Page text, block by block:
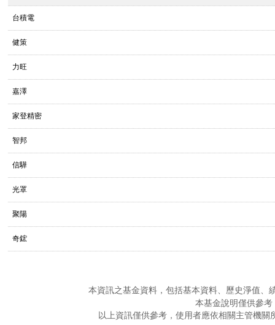
台積電
健策
力旺
嘉澤
家登精密
智邦
信驊
光罩
聚陽
奇鋐
本資訊之基金資料，包括基本資料、歷史淨值、
本基金說明僅供參
以上資訊僅供參考，使用者應依相關主管機